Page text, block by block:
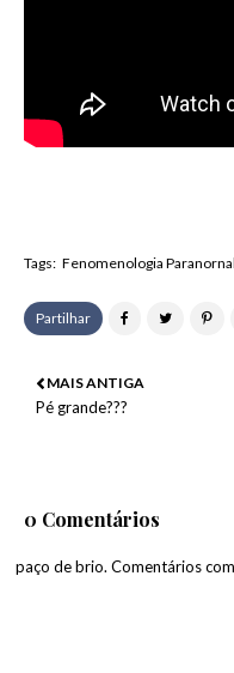
Tags: Fenomenologia Paranornal
Partilhar
MAIS ANTIGA
Pé grande???
0 Comentários
paço de brio. Comentários